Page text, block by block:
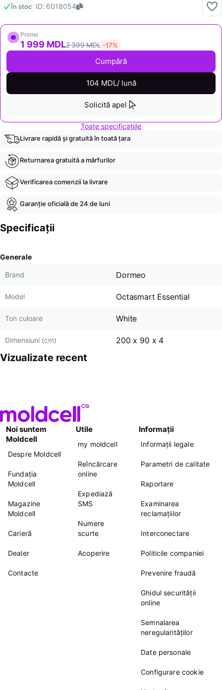
În stoc ID: 6018054
Promo
1 999 MDL2 399 MDL -17%
Cumpără
104 MDL/ lună
Solicită apel
Toate specificațiile
Livrare rapidă și gratuită în toată țara
Returnarea gratuită a mărfurilor
Verificarea comenzii la livrare
Garanție oficială de 24 de luni
Specificații
Generale
Brand Dormeo
Model Octasmart Essential
Ton culoare White
Dimensiuni (cm) 200 x 90 x 4
Vizualizate recent
Noi suntem
Moldcell
Despre Moldcell
Fundația
Moldcell
Magazine
Moldcell
Carieră
Dealer
Contacte
Utile
my moldcell
Reîncărcare
online
Expediază
SMS
Numere
scurte
Acoperire
Informații
Informații legale
Parametri de calitate
Raportare
Examinarea
reclamațiilor
Interconectare
Politicile companiei
Prevenire fraudă
Ghidul securității
online
Semnalarea
neregularităților
Date personale
Configurare cookie